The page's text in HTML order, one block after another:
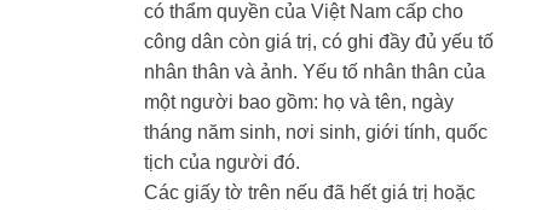
có thẩm quyền của Việt Nam cấp cho
công dân còn giá trị, có ghi đầy đủ yếu tố
nhân thân và ảnh. Yếu tố nhân thân của
một người bao gồm: họ và tên, ngày
tháng năm sinh, nơi sinh, giới tính, quốc
tịch của người đó.
Các giấy tờ trên nếu đã hết giá trị hoặc